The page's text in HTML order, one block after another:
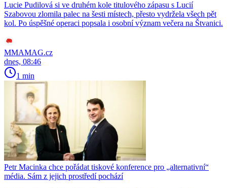
Lucie Pudilová si ve druhém kole titulového zápasu s Lucií
Szabovou zlomila palec na šesti místech, přesto vydržela všech pět
kol. Po úspěšné operaci popsala i osobní význam večera na Štvanici.
MMAMAG.cz
dnes, 08:46
1 min
Petr Macinka chce pořádat tiskové konference pro „alternativní“
média. Sám z jejich prostředí pochází